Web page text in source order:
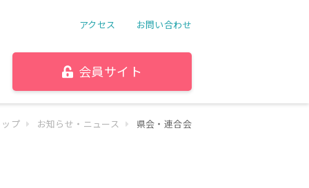
会員サイト
アクセス お問い合わせ
プ お知らせ・ニュース 県会・連合会